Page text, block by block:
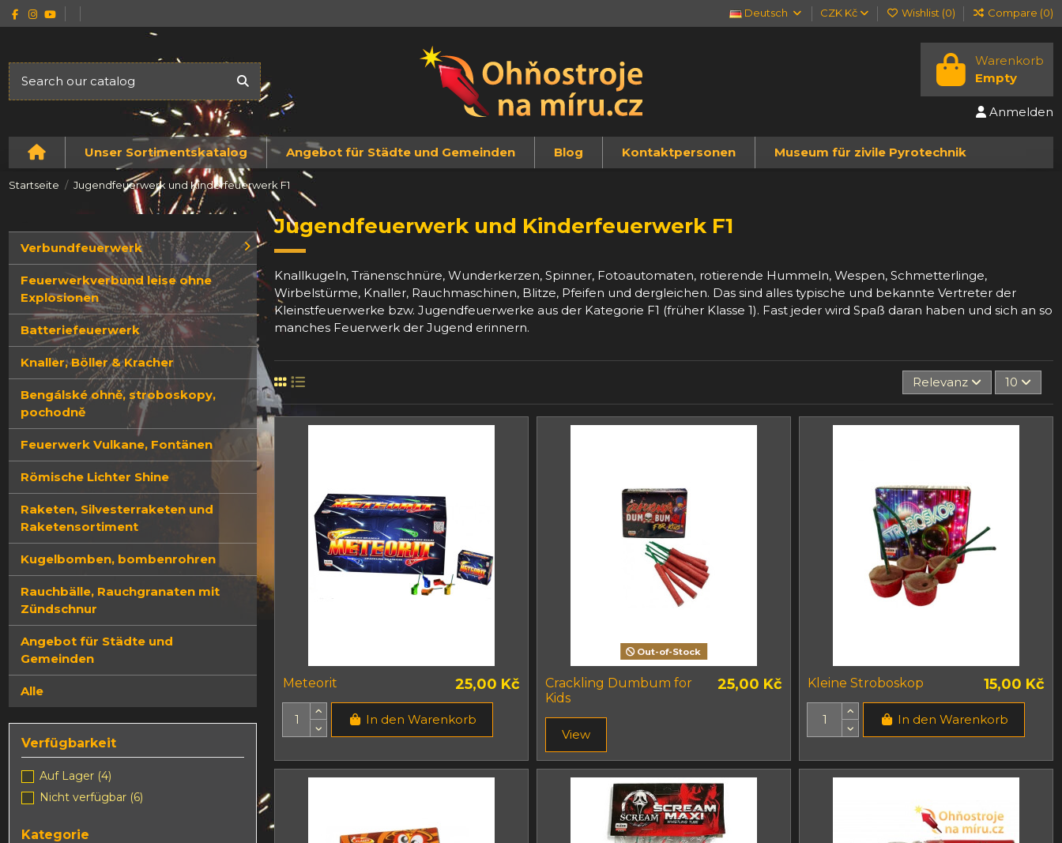
Deutsch CZK Kč Wishlist (0) Compare (0)
Warenkorb
Empty
Anmelden
Unser Sortimentskatalog Angebot für Städte und Gemeinden Blog Kontaktpersonen Museum für zivile Pyrotechnik
Startseite Jugendfeuerwerk und Kinderfeuerwerk F1
Jugendfeuerwerk und Kinderfeuerwerk F1
Knallkugeln, Tränenschnüre, Wunderkerzen, Spinner, Fotoautomaten, rotierende Hummeln, Wespen, Schmetterlinge,
Wirbelstürme, Knaller, Rauchmaschinen, Blitze, Pfeifen und dergleichen. Das sind alles typische und bekannte Vertreter der
Kleinstfeuerwerke bzw. Jugendfeuerwerke aus der Kategorie F1 (früher Klasse 1). Fast jeder wird Spaß daran haben und sich an so
manches Feuerwerk der Jugend erinnern.
Relevanz 10
Meteorit 25,00 Kč
In den Warenkorb
Out-of-Stock
Crackling Dumbum for
Kids
25,00 Kč
View
Kleine Stroboskop 15,00 Kč
In den Warenkorb
Verbundfeuerwerk
Feuerwerkverbund leise ohne
Explosionen
Batteriefeuerwerk
Knaller, Böller & Kracher
Bengálské ohně, stroboskopy,
pochodně
Feuerwerk Vulkane, Fontänen
Römische Lichter Shine
Raketen, Silvesterraketen und
Raketensortiment
Kugelbomben, bombenrohren
Rauchbälle, Rauchgranaten mit
Zündschnur
Angebot für Städte und
Gemeinden
Alle
Verfügbarkeit
Auf Lager (4)
Nicht verfügbar (6)
Kategorie